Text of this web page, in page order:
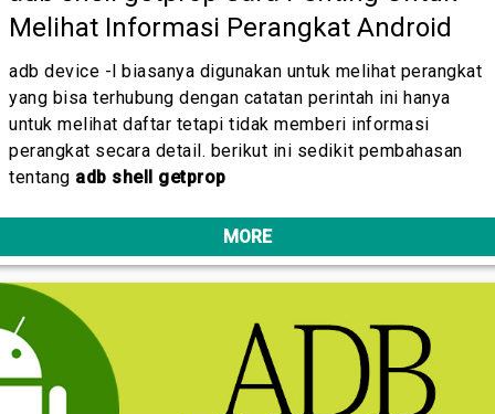
Melihat Informasi Perangkat Android
adb device -l biasanya digunakan untuk melihat perangkat
yang bisa terhubung dengan catatan perintah ini hanya
untuk melihat daftar tetapi tidak memberi informasi
perangkat secara detail. berikut ini sedikit pembahasan
tentang adb shell getprop
MORE